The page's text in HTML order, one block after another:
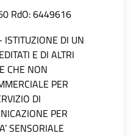
RdO: 6449616
DI UN
E DI ALTRI
CHE NON
PER
DI
PER
SENSORIALE